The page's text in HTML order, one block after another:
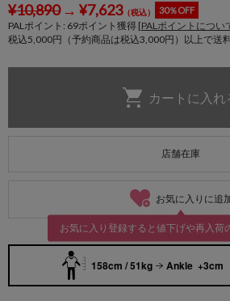
¥10,890→ ¥7,623（税込） 30％OFF
PALポイント: 69ポイント獲得 [PALポイントについ
税込5,000円（予約商品は税込3,000円）以上で送
店舗在庫
お気に入りに追
お気に入り登録すると値下げや再入荷
158cm / 51kg Ankle +3cm